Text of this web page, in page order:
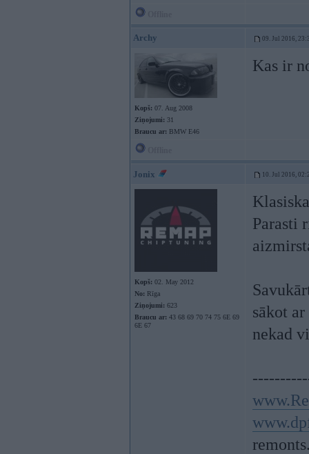
Archy 09. Jul 2016,
Kopš: 07. Aug 2008
Ziņojumi: 31
Braucu ar: BMW E46
Kas ir
Jonix 10. Jul 2016,
Kopš: 02. May 2012
No: Rīga
Ziņojumi: 623
Braucu ar: 43 68 69 70 74 75 6E 69
6E 67
Parasti
sākot
nekad